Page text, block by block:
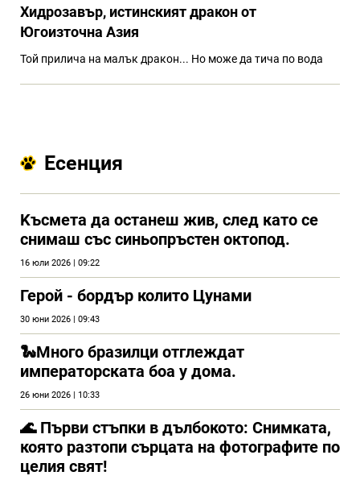
Хидрозавър, истинският дракон от
Югоизточна Азия
Той прилича на малък дракон... Но може да тича по вода
Есенция
Kъсмета да останеш жив, след като се
снимаш със синьопръстен октопод.
16 юли 2026 | 09:22
Герой - бордър колито Цунами
30 юни 2026 | 09:43
🐍Много бразилци отглеждат
императорската боа у дома.
26 юни 2026 | 10:33
🌊 Първи стъпки в дълбокото: Снимката,
която разтопи сърцата на фотографите по
целия свят!